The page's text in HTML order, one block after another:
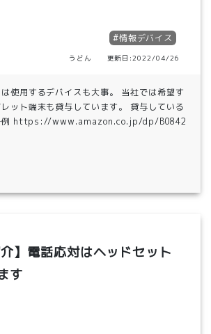
#情報デバイス
うどん 更新日:2022/04/26
使用するデバイスも大事。 当社では希望す
ット端末も貸与しています。 貸与している
例 https://www.amazon.co.jp/dp/B0842
介】電話応対はヘッドセット
す